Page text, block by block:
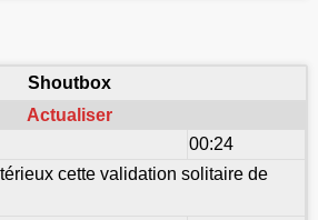
Shoutbox
Actualiser
00:24
cette validation solitaire de